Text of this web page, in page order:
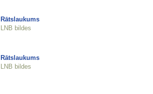
Rātslaukums
LNB bildes
Rātslaukums
LNB bildes